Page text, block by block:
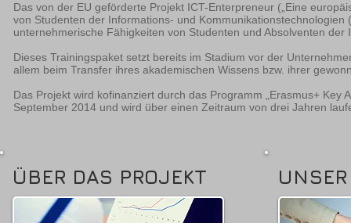
Das von der EU geförderte Projekt ICT-Enterpreneur („Eine
von Studenten der Informations- und
unternehmerische Fähigkeiten von Studenten und Absolventen
Dieses Trainingspaket setzt bereits im Stadium vor der
allem beim Transfer ihres akademischen Wissens bzw. ihrer
Das Projekt wird kofinanziert durch das Programm „Erasmus+
September 2014 und wird über einen Zeitraum von drei Jahren
ÜBER DAS PROJEKT